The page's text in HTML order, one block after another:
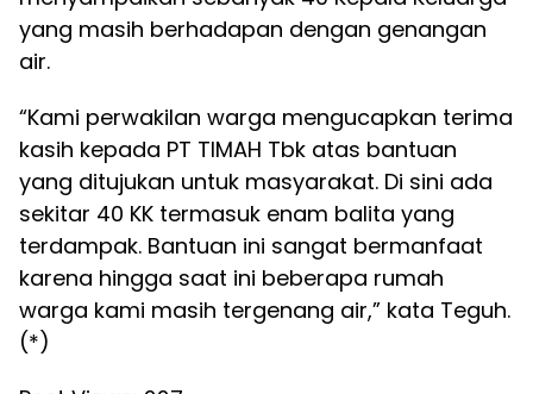
yang masih berhadapan dengan genangan
air.
“Kami perwakilan warga mengucapkan terima
kasih kepada PT TIMAH Tbk atas bantuan
yang ditujukan untuk masyarakat. Di sini ada
sekitar 40 KK termasuk enam balita yang
terdampak. Bantuan ini sangat bermanfaat
karena hingga saat ini beberapa rumah
warga kami masih tergenang air,” kata Teguh.
(*)